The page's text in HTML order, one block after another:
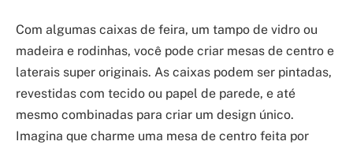
Com algumas caixas de feira, um tampo de vidro ou
madeira e rodinhas, você pode criar mesas de centro e
laterais super originais. As caixas podem ser pintadas,
revestidas com tecido ou papel de parede, e até
mesmo combinadas para criar um design único.
Imagina que charme uma mesa de centro feita por